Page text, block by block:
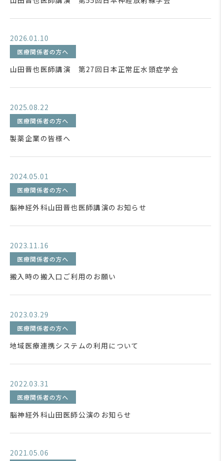
2026.01.10
医療関係者の方へ
山田晋也医師講演 第27回日本正常圧水頭症学会
2025.08.22
医療関係者の方へ
製薬企業の皆様へ
2024.05.01
医療関係者の方へ
脳神経外科山田晋也医師講演のお知らせ
2023.11.16
医療関係者の方へ
搬入時の搬入口ご利用のお願い
2023.03.29
医療関係者の方へ
地域医療連携システムの利用について
2022.03.31
医療関係者の方へ
脳神経外科山田医師公演のお知らせ
2021.05.06